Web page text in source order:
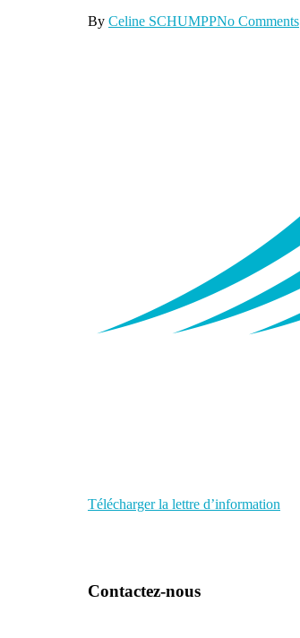
By Celine SCHUMPPNo Comments
Télécharger la lettre d’information
Contactez-nous